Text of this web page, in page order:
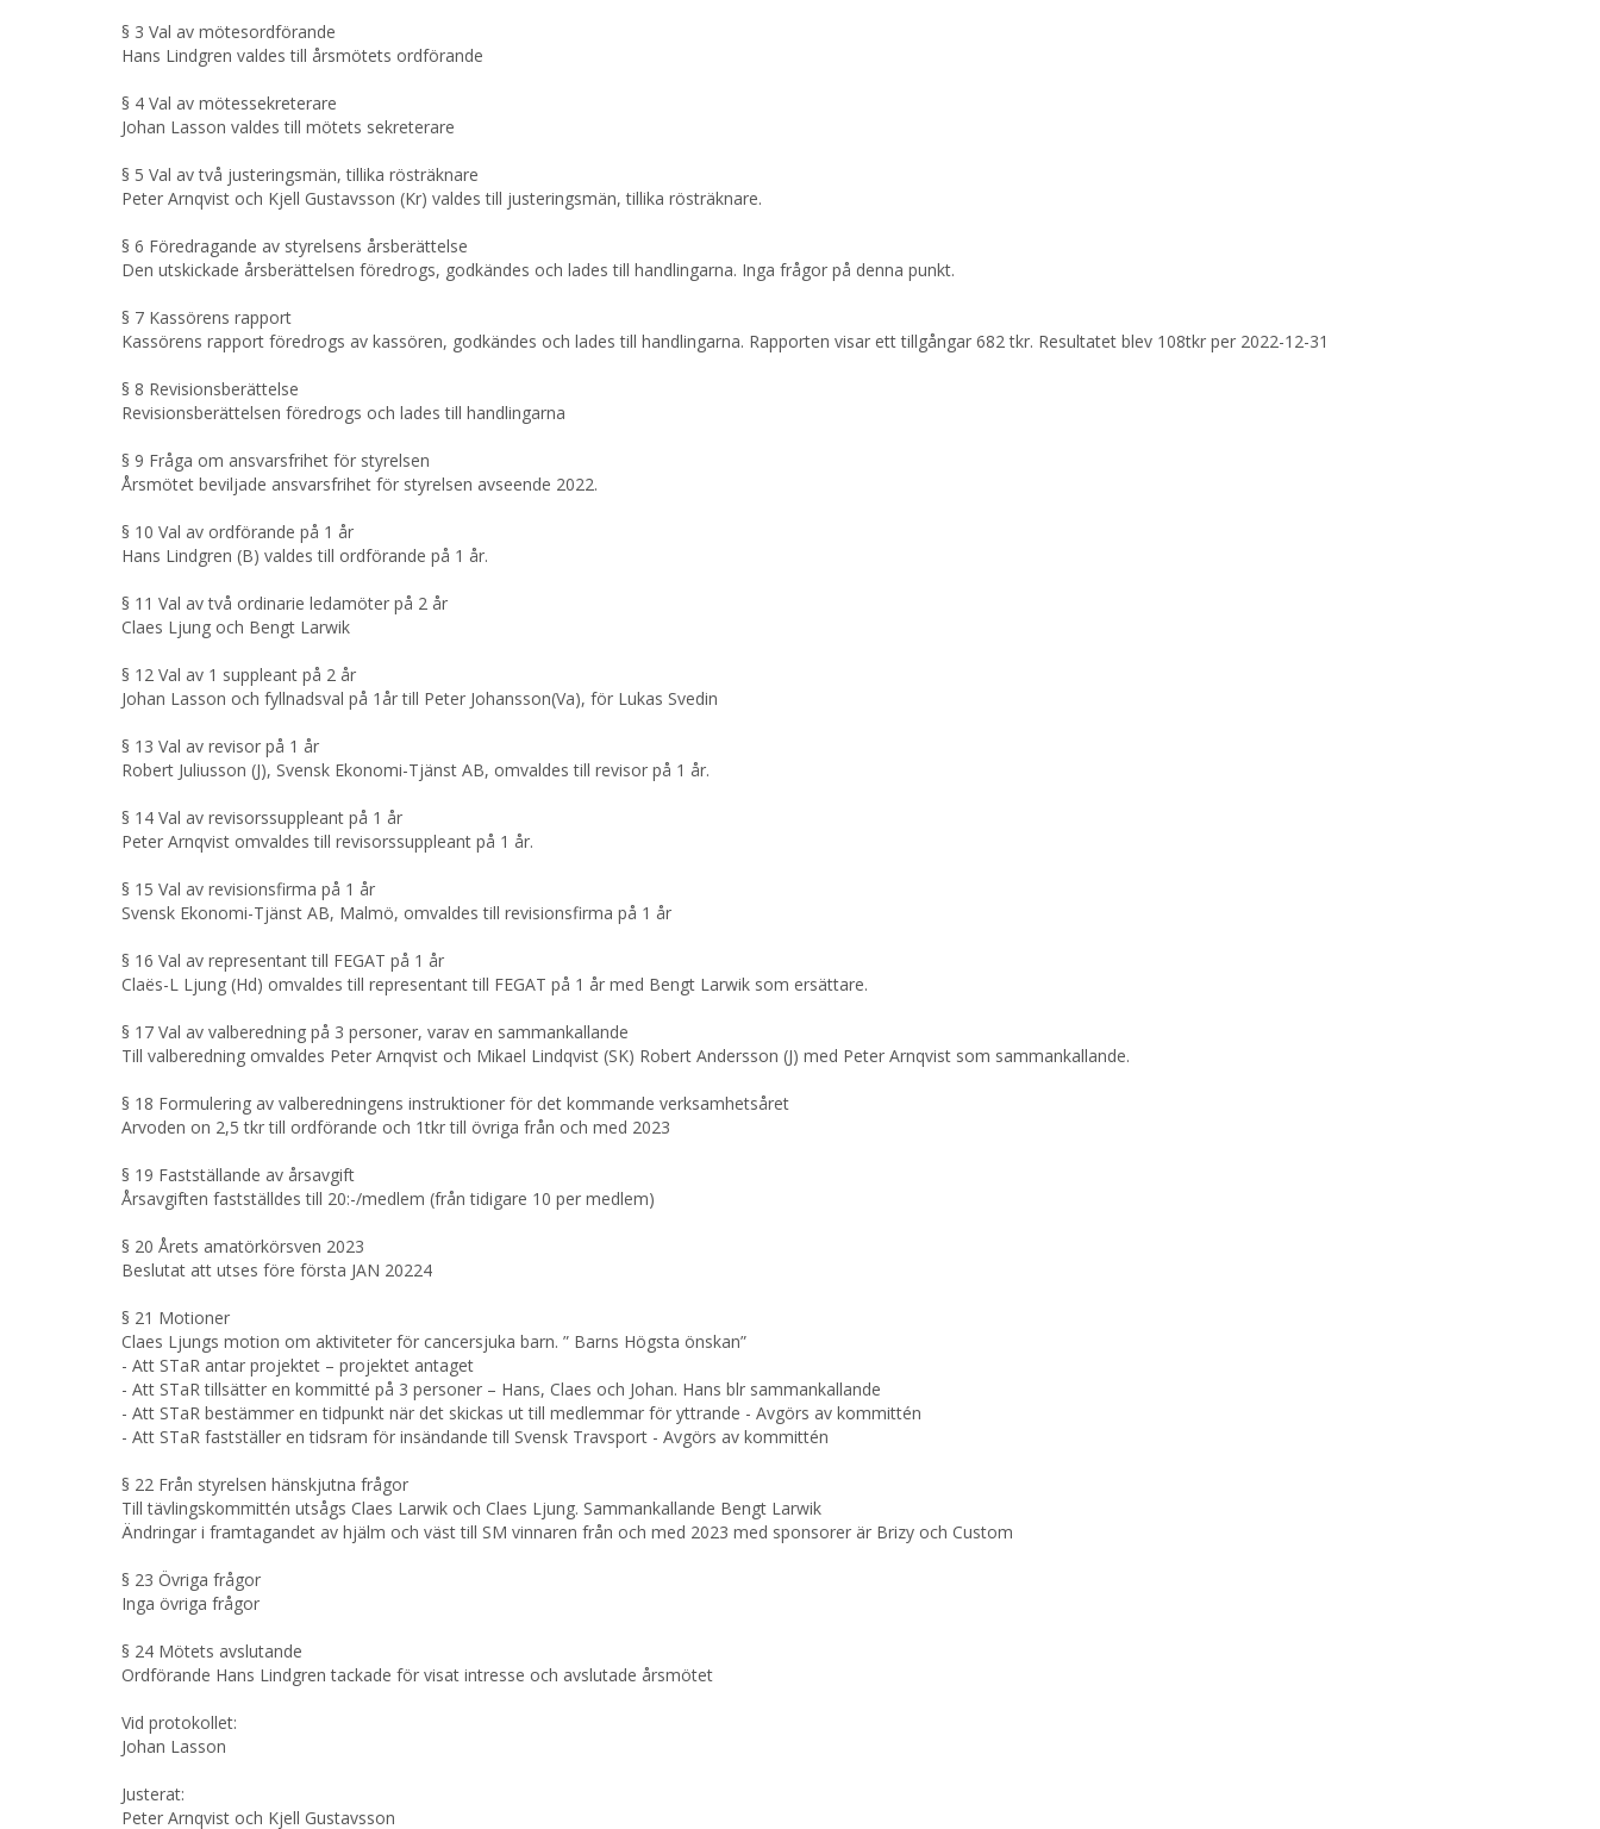
§ 3 Val av mötesordförande
Hans Lindgren valdes till årsmötets ordförande
§ 4 Val av mötessekreterare
Johan Lasson valdes till mötets sekreterare
§ 5 Val av två justeringsmän, tillika rösträknare
Peter Arnqvist och Kjell Gustavsson (Kr) valdes till justeringsmän, tillika rösträknare.
§ 6 Föredragande av styrelsens årsberättelse
Den utskickade årsberättelsen föredrogs, godkändes och lades till handlingarna. Inga frågor på denna punkt.
§ 7 Kassörens rapport
Kassörens rapport föredrogs av kassören, godkändes och lades till handlingarna. Rapporten visar ett tillgångar 682 tkr. Resultatet blev 108tkr per 2022-12-31
§ 8 Revisionsberättelse
Revisionsberättelsen föredrogs och lades till handlingarna
§ 9 Fråga om ansvarsfrihet för styrelsen
Årsmötet beviljade ansvarsfrihet för styrelsen avseende 2022.
§ 10 Val av ordförande på 1 år
Hans Lindgren (B) valdes till ordförande på 1 år.
§ 11 Val av två ordinarie ledamöter på 2 år
Claes Ljung och Bengt Larwik
§ 12 Val av 1 suppleant på 2 år
Johan Lasson och fyllnadsval på 1år till Peter Johansson(Va), för Lukas Svedin
§ 13 Val av revisor på 1 år
Robert Juliusson (J), Svensk Ekonomi-Tjänst AB, omvaldes till revisor på 1 år.
§ 14 Val av revisorssuppleant på 1 år
Peter Arnqvist omvaldes till revisorssuppleant på 1 år.
§ 15 Val av revisionsfirma på 1 år
Svensk Ekonomi-Tjänst AB, Malmö, omvaldes till revisionsfirma på 1 år
§ 16 Val av representant till FEGAT på 1 år
Claës-L Ljung (Hd) omvaldes till representant till FEGAT på 1 år med Bengt Larwik som ersättare.
§ 17 Val av valberedning på 3 personer, varav en sammankallande
Till valberedning omvaldes Peter Arnqvist och Mikael Lindqvist (SK) Robert Andersson (J) med Peter Arnqvist som sammankallande.
§ 18 Formulering av valberedningens instruktioner för det kommande verksamhetsåret
Arvoden on 2,5 tkr till ordförande och 1tkr till övriga från och med 2023
§ 19 Fastställande av årsavgift
Årsavgiften fastställdes till 20:-/medlem (från tidigare 10 per medlem)
§ 20 Årets amatörkörsven 2023
Beslutat att utses före första JAN 20224
§ 21 Motioner
Claes Ljungs motion om aktiviteter för cancersjuka barn. ” Barns Högsta önskan”
- Att STaR antar projektet – projektet antaget
- Att STaR tillsätter en kommitté på 3 personer – Hans, Claes och Johan. Hans blr sammankallande
- Att STaR bestämmer en tidpunkt när det skickas ut till medlemmar för yttrande - Avgörs av kommittén
- Att STaR fastställer en tidsram för insändande till Svensk Travsport - Avgörs av kommittén
§ 22 Från styrelsen hänskjutna frågor
Till tävlingskommittén utsågs Claes Larwik och Claes Ljung. Sammankallande Bengt Larwik
Ändringar i framtagandet av hjälm och väst till SM vinnaren från och med 2023 med sponsorer är Brizy och Custom
§ 23 Övriga frågor
Inga övriga frågor
§ 24 Mötets avslutande
Ordförande Hans Lindgren tackade för visat intresse och avslutade årsmötet
Vid protokollet:
Johan Lasson
Justerat:
Peter Arnqvist och Kjell Gustavsson